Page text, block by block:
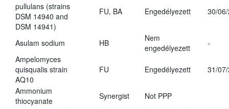
pullulans (strains
DSM 14940 and
DSM 14941)
FU, BA Engedélyezett 30/
Asulam sodium HB
Nem
engedélyezett
-
Ampelomyces
quisqualis strain
AQ10
FU Engedélyezett 31/
Ammonium
thiocyanate
Synergist
Not PPP